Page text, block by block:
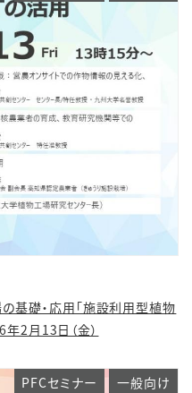
基礎・応用「施設利用型植物
2月13日（金）
PFCセミナー 一般向け